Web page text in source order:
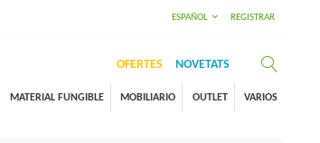
ESPAÑOL REGISTRAR
OFERTES NOVETATS
MATERIAL FUNGIBLE MOBILIARIO OUTLET VARIOS